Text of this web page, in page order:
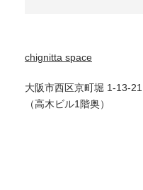
chignitta space
大阪市西区京町堀 1-13-21
（高木ビル1階奥）